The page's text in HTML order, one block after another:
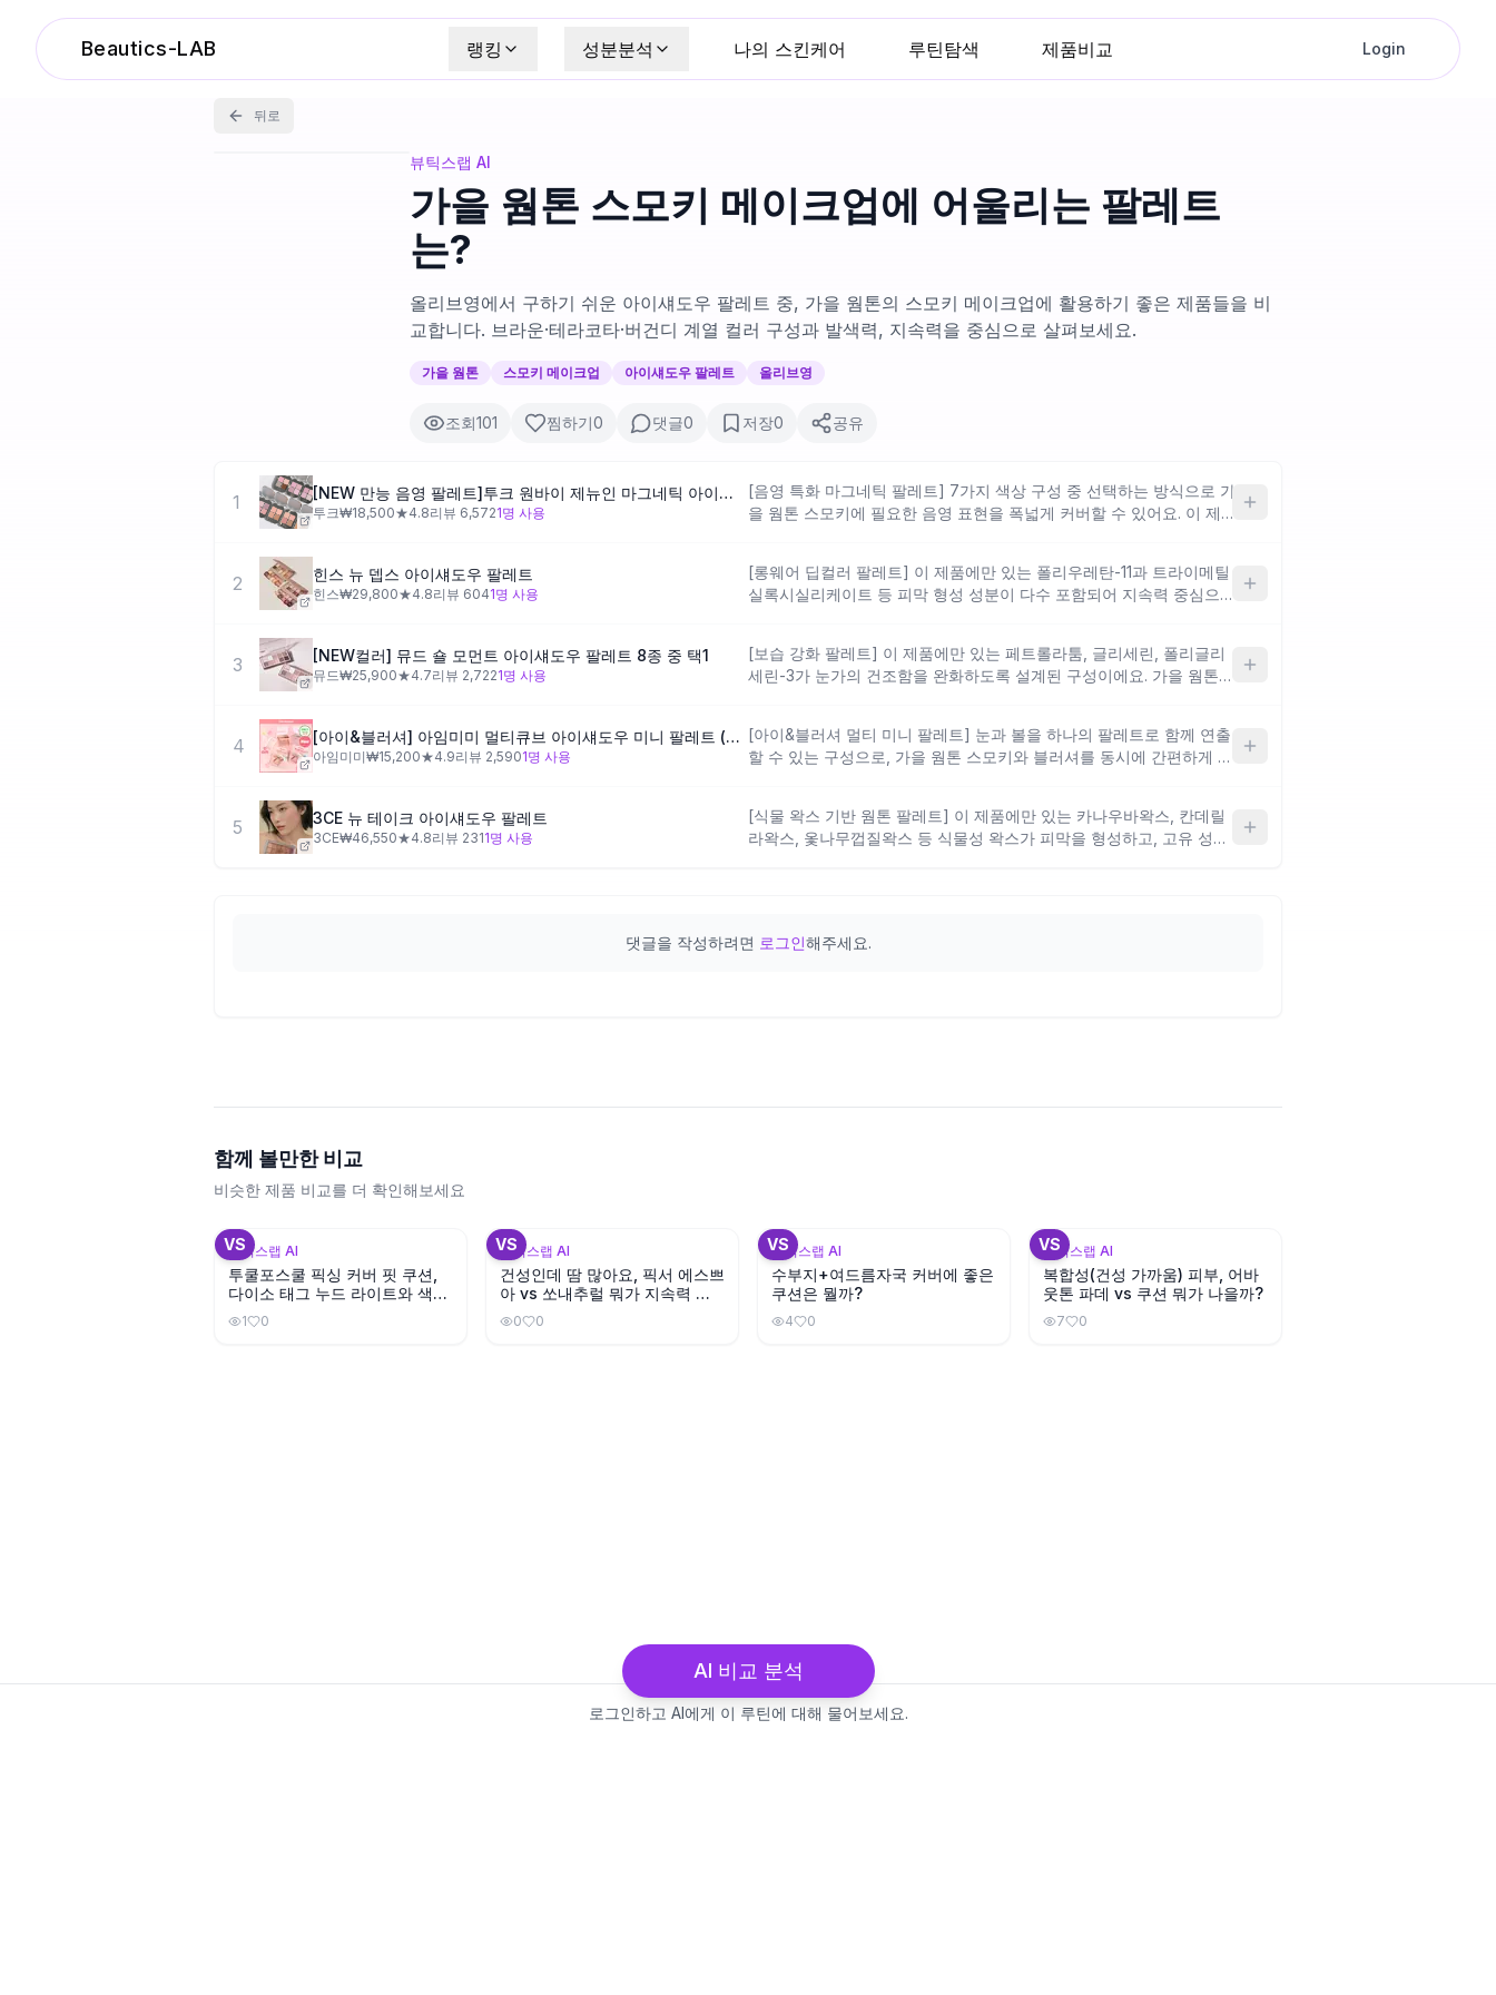
Beautics-LAB 랭킹 성분분석 나의 스킨케어 루틴탐색 제품비교 Login
뒤로
뷰틱스랩 AI
가을 웜톤 스모키 메이크업에 어울리는 팔레트
는?
올리브영에서 구하기 쉬운 아이섀도우 팔레트 중, 가을 웜톤의 스모키 메이크업에 활용하기 좋은 제품들을 비
교합니다. 브라운·테라코타·버건디 계열 컬러 구성과 발색력, 지속력을 중심으로 살펴보세요.
가을 웜톤 스모키 메이크업 아이섀도우 팔레트 올리브영
조회101 찜하기0 댓글0 저장0 공유
1 [NEW 만능 음영 팔레트]투크 원바이 제뉴인 마그네틱 아이섀도우 팔레트 7종 중 택1
투크₩18,500★4.8리뷰 6,5721명 사용
[음영 특화 마그네틱 팔레트] 7가지 색상 구성 중 선택하는 방식으로 가
을 웜톤 스모키에 필요한 음영 표현을 폭넓게 커버할 수 있어요. 이 제품
라지므로 구매 전 색상 구성을 꼼꼼히 확인하는 것이 좋아요.
2 힌스 뉴 뎁스 아이섀도우 팔레트
힌스₩29,800★4.8리뷰 6041명 사용
[롱웨어 딥컬러 팔레트] 이 제품에만 있는 폴리우레탄-11과 트라이메틸
실록시실리케이트 등 피막 형성 성분이 다수 포함되어 지속력 중심으로
서 민감성 피부라면 사용 전 패치 테스트를 권장해요.
3 [NEW컬러] 뮤드 숄 모먼트 아이섀도우 팔레트 8종 중 택1
뮤드₩25,900★4.7리뷰 2,7221명 사용
[보습 강화 팔레트] 이 제품에만 있는 페트롤라툼, 글리세린, 폴리글리
세린-3가 눈가의 건조함을 완화하도록 설계된 구성이에요. 가을 웜톤
부를 확인하는 것이 좋아요.
4 [아이&블러셔] 아임미미 멀티큐브 아이섀도우 미니 팔레트 (기획/단품)
아임미미₩15,200★4.9리뷰 2,5901명 사용
[아이&블러셔 멀티 미니 팔레트] 눈과 볼을 하나의 팔레트로 함께 연출
할 수 있는 구성으로, 가을 웜톤 스모키와 블러셔를 동시에 간편하게 소
력이 다소 낮아질 수 있어 주의가 필요해요.
5 3CE 뉴 테이크 아이섀도우 팔레트
3CE₩46,550★4.8리뷰 2311명 사용
[식물 왁스 기반 웜톤 팔레트] 이 제품에만 있는 카나우바왁스, 칸데릴
라왁스, 옻나무껍질왁스 등 식물성 왁스가 피막을 형성하고, 고유 성분
댓글을 작성하려면 로그인해주세요.
함께 볼만한 비교
비슷한 제품 비교를 더 확인해보세요
VS
뷰틱스랩 AI
투쿨포스쿨 픽싱 커버 핏 쿠션,
다이소 태그 누드 라이트와 색상
이 비슷할까?
1 0
VS
뷰틱스랩 AI
건성인데 땀 많아요, 픽서 에스쁘
아 vs 쏘내추럴 뭐가 지속력 좋
을까?
0 0
VS
뷰틱스랩 AI
수부지+여드름자국 커버에 좋은
쿠션은 뭘까?
4 0
VS
뷰틱스랩 AI
복합성(건성 가까움) 피부, 어바
웃톤 파데 vs 쿠션 뭐가 나을까?
7 0
로그인하고 AI에게 이 루틴에 대해 물어보세요.
AI 비교 분석